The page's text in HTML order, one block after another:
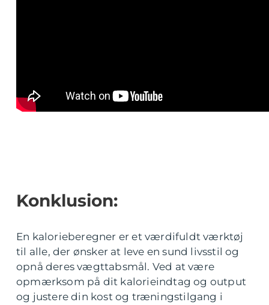
Konklusion:
En kalorieberegner er et værdifuldt værktøj
til alle, der ønsker at leve en sund livsstil og
opnå deres vægttabsmål. Ved at være
opmærksom på dit kalorieindtag og output
og justere din kost og træningstilgang i